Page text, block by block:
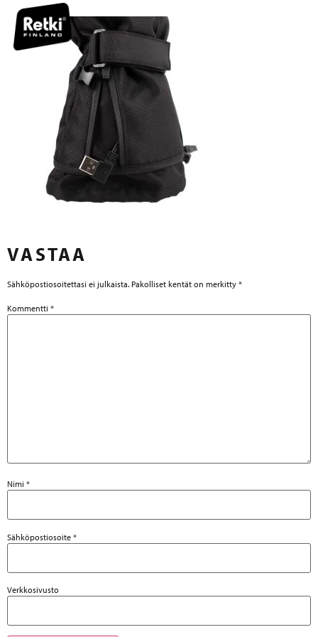
VASTAA
Sähköpostiosoitettasi ei julkaista. Pakolliset kentät on merkitty *
Kommentti *
Nimi *
Sähköpostiosoite *
Verkkosivusto